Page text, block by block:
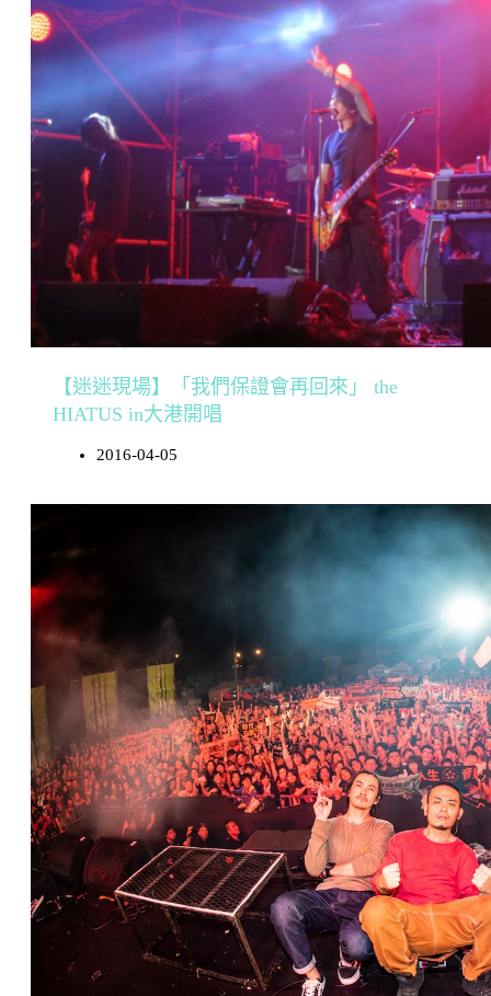
【迷迷現場】「我們保證會再回來」 the
HIATUS in大港開唱
2016-04-05